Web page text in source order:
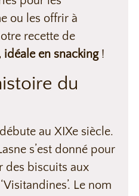
ou les offrir à
recette de
en snacking!
du
au XIXe siècle.
s’est donné pour
des biscuits aux
Le nom